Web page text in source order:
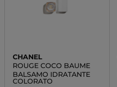
CHANEL
ROUGE COCO BAUME
BALSAMO IDRATANTE
COLORATO